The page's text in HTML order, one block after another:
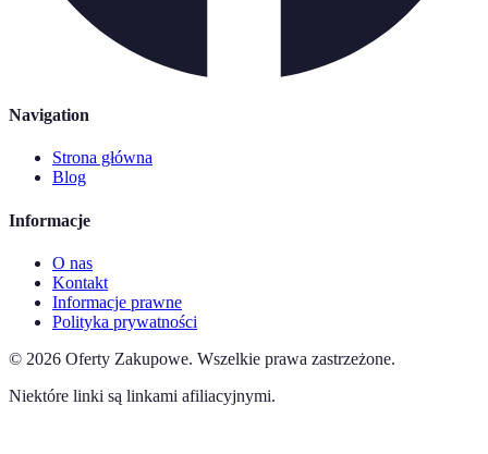
Navigation
Strona główna
Blog
Informacje
O nas
Kontakt
Informacje prawne
Polityka prywatności
© 2026 Oferty Zakupowe. Wszelkie prawa zastrzeżone.
Niektóre linki są linkami afiliacyjnymi.